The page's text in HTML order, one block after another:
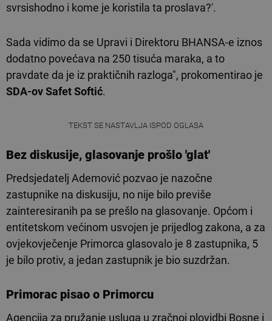
svrsishodno i kome je koristila ta proslava?'.
Sada vidimo da se Upravi i Direktoru BHANSA-e iznos
dodatno povećava na 250 tisuća maraka, a to
pravdate da je iz praktičnih razloga", prokomentirao je
SDA-ov Safet Softić.
TEKST SE NASTAVLJA ISPOD OGLASA
Bez diskusije, glasovanje prošlo 'glat'
Predsjedatelj Ademović pozvao je nazočne
zastupnike na diskusiju, no nije bilo previše
zainteresiranih pa se prešlo na glasovanje. Općom i
entitetskom većinom usvojen je prijedlog zakona, a za
ovjekovječenje Primorca glasovalo je 8 zastupnika, 5
je bilo protiv, a jedan zastupnik je bio suzdržan.
Primorac pisao o Primorcu
Agencija za pružanje usluga u zračnoj plovidbi Bosne i